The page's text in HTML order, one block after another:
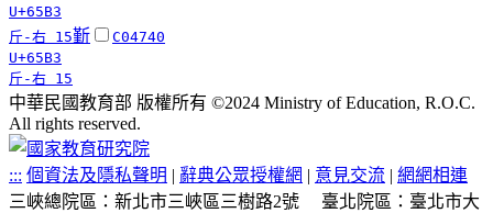
U+65B3
斤-右 15斳
C04740
U+65B3
斤-右 15
中華民國教育部 版權所有 ©2024 Ministry of Education, R.O.C.
All rights reserved.
::: 個資法及隱私聲明 | 辭典公眾授權網 | 意見交流 | 網網相連
三峽總院區：新北市三峽區三樹路2號
臺北院區：臺北市大